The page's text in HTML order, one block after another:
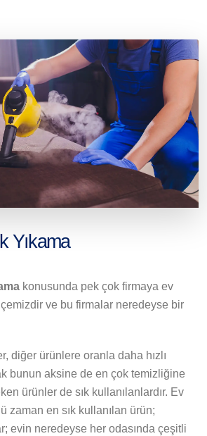
Yıkama
konusunda pek çok firmaya ev
ve bu firmalar neredeyse bir
diğer ürünlere oranla daha hızlı
bunun aksine de en çok temizliğine
ürünler de sık kullanılanlardır. Ev
zaman en sık kullanılan ürün;
evin neredeyse her odasında çeşitli